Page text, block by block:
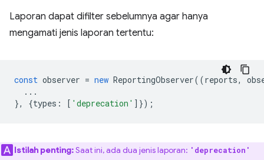
Laporan dapat difilter sebelumnya agar hanya
mengamati jenis laporan tertentu:
const observer = new ReportingObserver((reports,
...
},
{types : [ 'deprecation' ]});
Istilah penting:Saat ini, ada dua jenis laporan: 'deprecation'